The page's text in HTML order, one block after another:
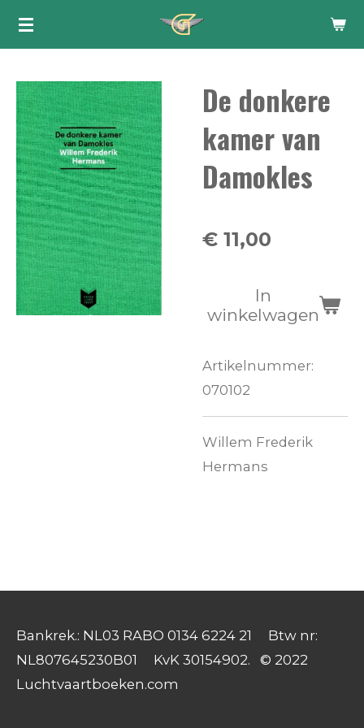
Ga
de
hoofdinhoud
De donkere
kamer van
Damokles
€ 11,00
In
winkelwagen
Artikelnummer:
070102
Willem Frederik
Hermans
Bankrek.: NL03 RABO 0134 6224 21 Btw nr:
NL807645230B01 KvK 30154902. © 2022
Luchtvaartboeken.com